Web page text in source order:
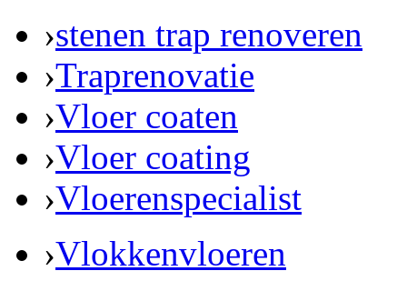
›stenen trap renoveren
›Traprenovatie
›Vloer coaten
›Vloer coating
›Vloerenspecialist
›Vlokkenvloeren